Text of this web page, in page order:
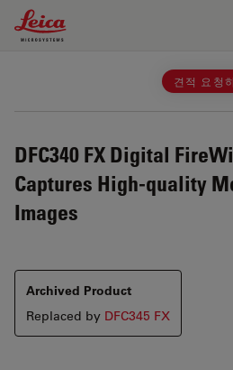
Leica Microsystems Logo
견적 요청
DFC340 FX Digital
Captures High-quality
Images
Archived Product
Replaced by DFC345 FX